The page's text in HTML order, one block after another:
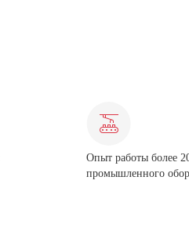
Опыт работы более
промышленного